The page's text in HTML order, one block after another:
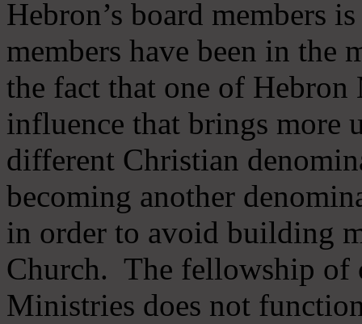
Hebron’s board members
members have been in
the fact that one of
influence that brings more
different Christian
becoming another
in order to avoid building
Church. The fellowship of
Ministries does not